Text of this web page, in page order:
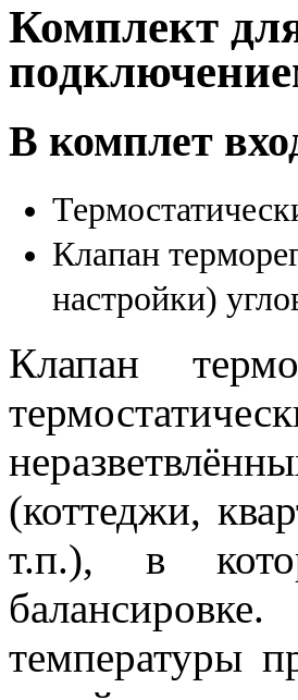
Комплект
В комплет
Клапан
настройки)
Клапан
(коттеджи,
т.п.), в
температуры